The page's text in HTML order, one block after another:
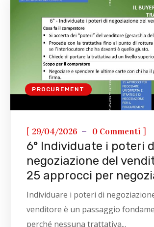
PROCUREMENT
[ 29/04/2026 0 Commenti ]
6° Individuate i poteri
negoziazione del
25 approcci per
Individuare i poteri di
venditore è un passaggio
perché nessuna trattativa...